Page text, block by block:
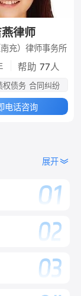
律师
充）律师事务所
帮助 77人
权债务 合同纠纷
电话咨询
展开